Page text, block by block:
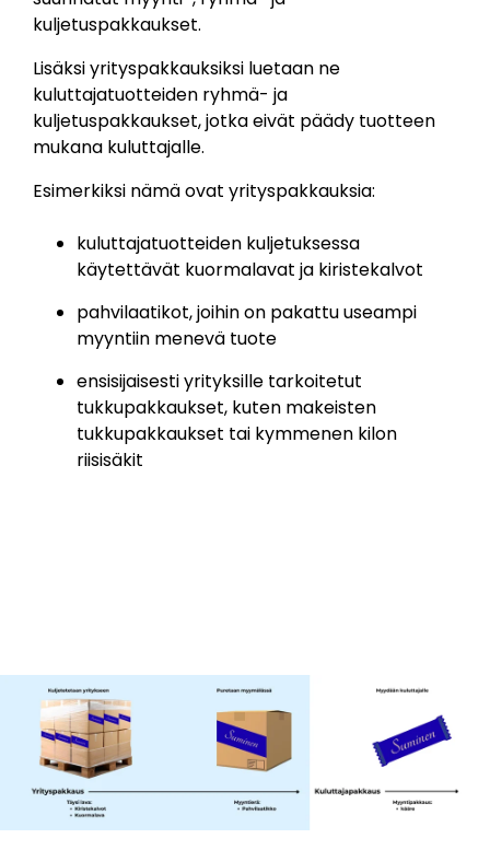
kuljetuspakkaukset.
Lisäksi yrityspakkauksiksi luetaan ne
kuluttajatuotteiden ryhmä- ja
kuljetuspakkaukset, jotka eivät päädy tuotteen
mukana kuluttajalle.
Esimerkiksi nämä ovat yrityspakkauksia:
kuluttajatuotteiden kuljetuksessa
käytettävät kuormalavat ja kiristekalvot
pahvilaatikot, joihin on pakattu useampi
myyntiin menevä tuote
ensisijaisesti yrityksille tarkoitetut
tukkupakkaukset, kuten makeisten
tukkupakkaukset tai kymmenen kilon
riisisäkit